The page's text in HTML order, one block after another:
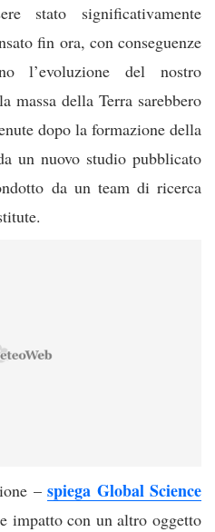
stato significativamente
fin ora, con conseguenze
l’evoluzione del nostro
della Terra sarebbero
dopo la formazione della
un nuovo studio pubblicato
da un team di ricerca
–spiega Global Science
impatto con un altro oggetto